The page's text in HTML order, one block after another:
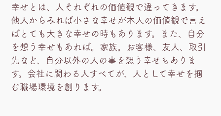
幸せとは、人それぞれの価値観で違ってきます。
他人からみれば小さな幸せが本人の価値観で言え
ばとても大きな幸せの時もあります。また、自分
を想う幸せもあれば。家族。お客様、友人、取引
先など、自分以外の人の事を想う幸せもありま
す。会社に関わる人すべてが、人として幸せを掴
む職場環境を創ります。